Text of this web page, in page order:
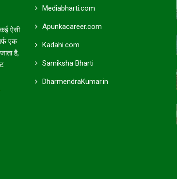
ऐसी
एक
है,
Mediabharti.com
Apunkacareer.com
Kadahi.com
Samiksha Bharti
DharmendraKumar.in